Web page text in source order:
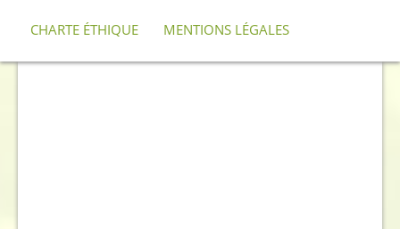
CHARTE ÉTHIQUE MENTIONS LÉGALES